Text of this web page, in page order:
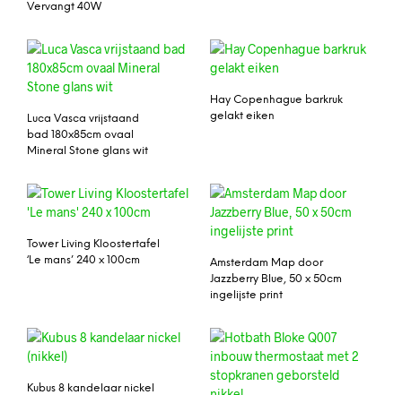
Vervangt 40W
Luca Vasca vrijstaand
bad 180x85cm ovaal
Mineral Stone glans wit
Hay Copenhague barkruk
gelakt eiken
Tower Living Kloostertafel
‘Le mans’ 240 x 100cm
Amsterdam Map door
Jazzberry Blue, 50 x 50cm
ingelijste print
Kubus 8 kandelaar nickel